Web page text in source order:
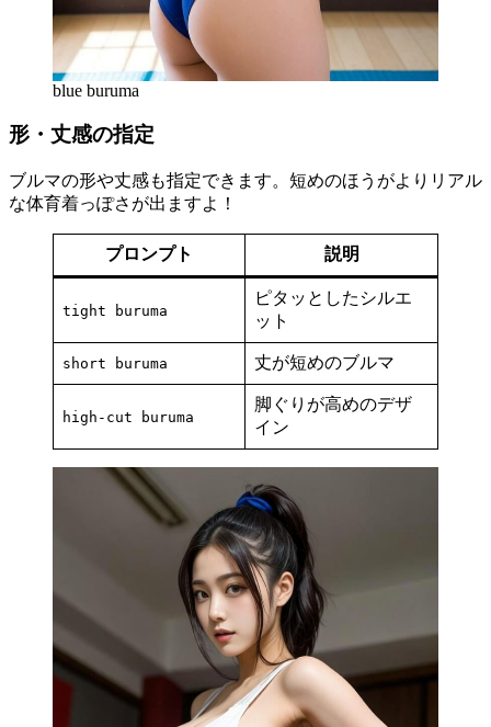
blue buruma
形・丈感の指定
ブルマの形や丈感も指定できます。短めのほうがよりリアル
な体育着っぽさが出ますよ！
プロンプト 説明
tight buruma
ピタッとしたシルエ
ット
short buruma 丈が短めのブルマ
high-cut buruma
脚ぐりが高めのデザ
イン